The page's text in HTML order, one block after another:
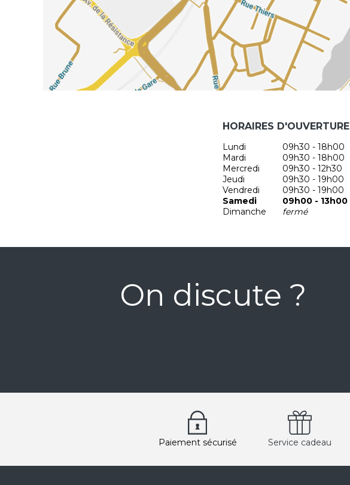
HORAIRES D'OUVERTURE
Lundi
09h30 - 18h00
Mardi
09h30 - 18h00
Mercredi
09h30 - 12h30
Jeudi
09h30 - 19h00
Vendredi
09h30 - 19h00
Samedi
09h00 - 13h00
Dimanche
fermé
On discute ?
Paiement sécurisé Service cadeau